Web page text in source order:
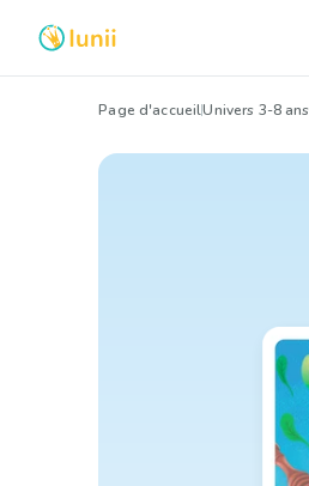
Page d'accueilUnivers 3-8 ans